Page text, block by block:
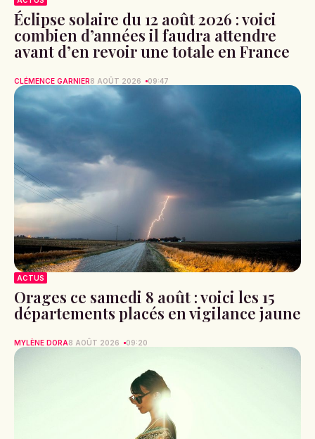
Éclipse solaire du 12 août 2026 : voici
combien d’années il faudra attendre
avant d’en revoir une totale en France
CLÉMENCE GARNIER8 AOÛT 2026 09:47
ACTUS
Orages ce samedi 8 août : voici les 15
départements placés en vigilance jaune
MYLÈNE DORA8 AOÛT 2026 09:20